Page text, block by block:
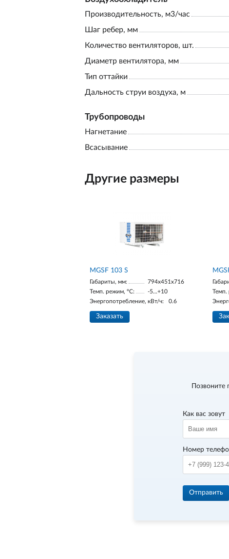
Производительность, м3/час
Шаг ребер, мм
Количество вентиляторов, шт.
Диаметр вентилятора, мм
Тип оттайки
Дальность струи воздуха, м
Трубопроводы
Нагнетание
Всасывание
Другие размеры
MGSF 103 S
Габариты, мм:
794x451x716
Темп. режим, °С:
-5...+10
Энергопотребление, кВт/ч:
0.6
Заказать
Темп.
Как вас зовут
Номер
Отправить